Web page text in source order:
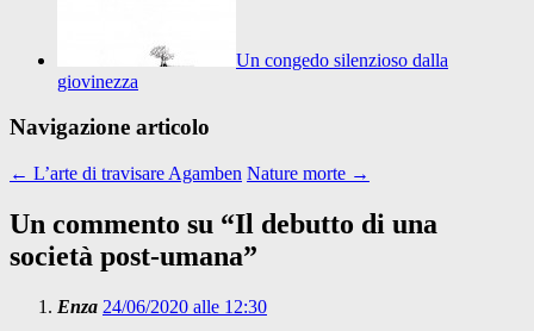
Un congedo silenzioso dalla
giovinezza
Navigazione articolo
← L’arte di travisare Agamben Nature morte →
Un commento su “Il debutto di una
società post-umana”
Enza 24/06/2020 alle 12:30